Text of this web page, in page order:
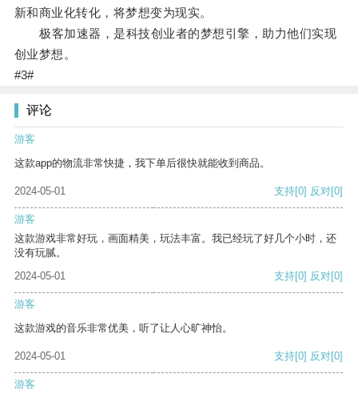
新和商业化转化，将梦想变为现实。
极客加速器，是科技创业者的梦想引擎，助力他们实现
创业梦想。
#3#
评论
游客
这款app的物流非常快捷，我下单后很快就能收到商品。
2024-05-01 支持[0] 反对[0]
游客
这款游戏非常好玩，画面精美，玩法丰富。我已经玩了好几个小时，还
没有玩腻。
2024-05-01
支持[0] 反对[0]
游客
这款游戏的音乐非常优美，听了让人心旷神怡。
2024-05-01 支持[0] 反对[0]
游客